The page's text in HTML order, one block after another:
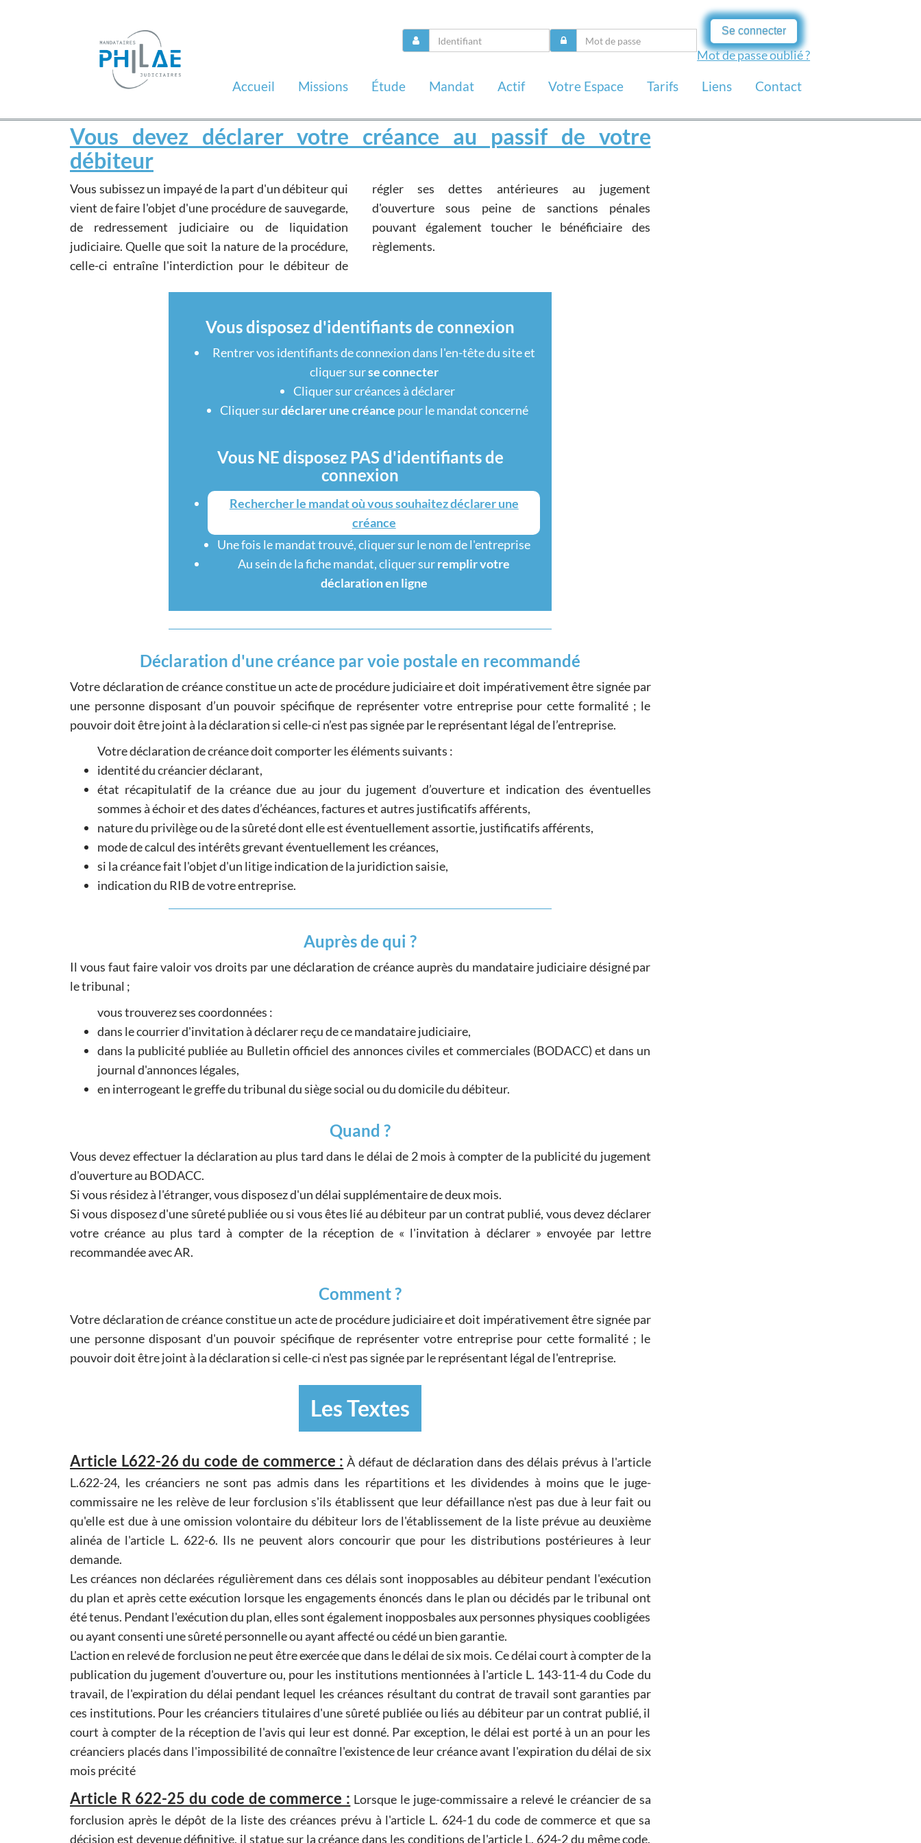
Se connecter
Mot de passe oublié ?
Accueil Missions Étude Mandat Actif Votre Espace Tarifs Liens Contact
Vous devez déclarer votre créance au passif de votre
débiteur
Vous subissez un impayé de la part d'un débiteur qui
vient de faire l'objet d'une procédure de sauvegarde,
de redressement judiciaire ou de liquidation
judiciaire. Quelle que soit la nature de la procédure,
celle-ci entraîne l'interdiction pour le débiteur de
régler ses dettes antérieures au jugement
d'ouverture sous peine de sanctions pénales
pouvant également toucher le bénéficiaire des
règlements.
Vous disposez d'identifiants de connexion
Rentrer vos identifiants de connexion dans l'en-tête du site et
cliquer surse connecter
Cliquer sur créances à déclarer
Cliquer surdéclarer une créance pour le mandat concerné
Vous NE disposez PAS d'identifiants de
connexion
Rechercher le mandat où vous souhaitez déclarer une
créance
Une fois le mandat trouvé, cliquer sur le nom de l'entreprise
Au sein de la fiche mandat, cliquer surremplir votre
déclaration en ligne
Déclaration d'une créance par voie postale en recommandé
Votre déclaration de créance constitue un acte de procédure judiciaire et doit impérativement être signée par
une personne disposant d’un pouvoir spécifique de représenter votre entreprise pour cette formalité ; le
pouvoir doit être joint à la déclaration si celle-ci n’est pas signée par le représentant légal de l’entreprise.
Votre déclaration de créance doit comporter les éléments suivants :
identité du créancier déclarant,
état récapitulatif de la créance due au jour du jugement d’ouverture et indication des éventuelles
sommes à échoir et des dates d’échéances, factures et autres justificatifs afférents,
nature du privilège ou de la sûreté dont elle est éventuellement assortie, justificatifs afférents,
mode de calcul des intérêts grevant éventuellement les créances,
si la créance fait l'objet d'un litige indication de la juridiction saisie,
indication du RIB de votre entreprise.
Auprès de qui ?
Il vous faut faire valoir vos droits par une déclaration de créance auprès du mandataire judiciaire désigné par
le tribunal ;
vous trouverez ses coordonnées :
dans le courrier d'invitation à déclarer reçu de ce mandataire judiciaire,
dans la publicité publiée au Bulletin officiel des annonces civiles et commerciales (BODACC) et dans un
journal d'annonces légales,
en interrogeant le greffe du tribunal du siège social ou du domicile du débiteur.
Quand ?
Vous devez effectuer la déclaration au plus tard dans le délai de 2 mois à compter de la publicité du jugement
d'ouverture au BODACC.
Si vous résidez à l'étranger, vous disposez d'un délai supplémentaire de deux mois.
Si vous disposez d'une sûreté publiée ou si vous êtes lié au débiteur par un contrat publié, vous devez déclarer
votre créance au plus tard à compter de la réception de « l'invitation à déclarer » envoyée par lettre
recommandée avec AR.
Comment ?
Votre déclaration de créance constitue un acte de procédure judiciaire et doit impérativement être signée par
une personne disposant d'un pouvoir spécifique de représenter votre entreprise pour cette formalité ; le
pouvoir doit être joint à la déclaration si celle-ci n'est pas signée par le représentant légal de l'entreprise.
Les Textes
Article L622-26 du code de commerce : À défaut de déclaration dans des délais prévus à l'article
L.622-24, les créanciers ne sont pas admis dans les répartitions et les dividendes à moins que le juge-
commissaire ne les relève de leur forclusion s'ils établissent que leur défaillance n'est pas due à leur fait ou
qu'elle est due à une omission volontaire du débiteur lors de l'établissement de la liste prévue au deuxième
alinéa de l'article L. 622-6. Ils ne peuvent alors concourir que pour les distributions postérieures à leur
demande.
Les créances non déclarées régulièrement dans ces délais sont inopposables au débiteur pendant l'exécution
du plan et après cette exécution lorsque les engagements énoncés dans le plan ou décidés par le tribunal ont
été tenus. Pendant l'exécution du plan, elles sont également inopposbales aux personnes physiques coobligées
ou ayant consenti une sûreté personnelle ou ayant affecté ou cédé un bien garantie.
L'action en relevé de forclusion ne peut être exercée que dans le délai de six mois. Ce délai court à compter de la
publication du jugement d'ouverture ou, pour les institutions mentionnées à l'article L. 143-11-4 du Code du
travail, de l'expiration du délai pendant lequel les créances résultant du contrat de travail sont garanties par
ces institutions. Pour les créanciers titulaires d'une sûreté publiée ou liés au débiteur par un contrat publié, il
court à compter de la réception de l'avis qui leur est donné. Par exception, le délai est porté à un an pour les
créanciers placés dans l'impossibilité de connaître l'existence de leur créance avant l'expiration du délai de six
mois précité
Article R 622-25 du code de commerce : Lorsque le juge-commissaire a relevé le créancier de sa
forclusion après le dépôt de la liste des créances prévu à l'article L. 624-1 du code de commerce et que sa
décision est devenue définitive, il statue sur la créance dans les conditions de l'article L. 624-2 du même code.